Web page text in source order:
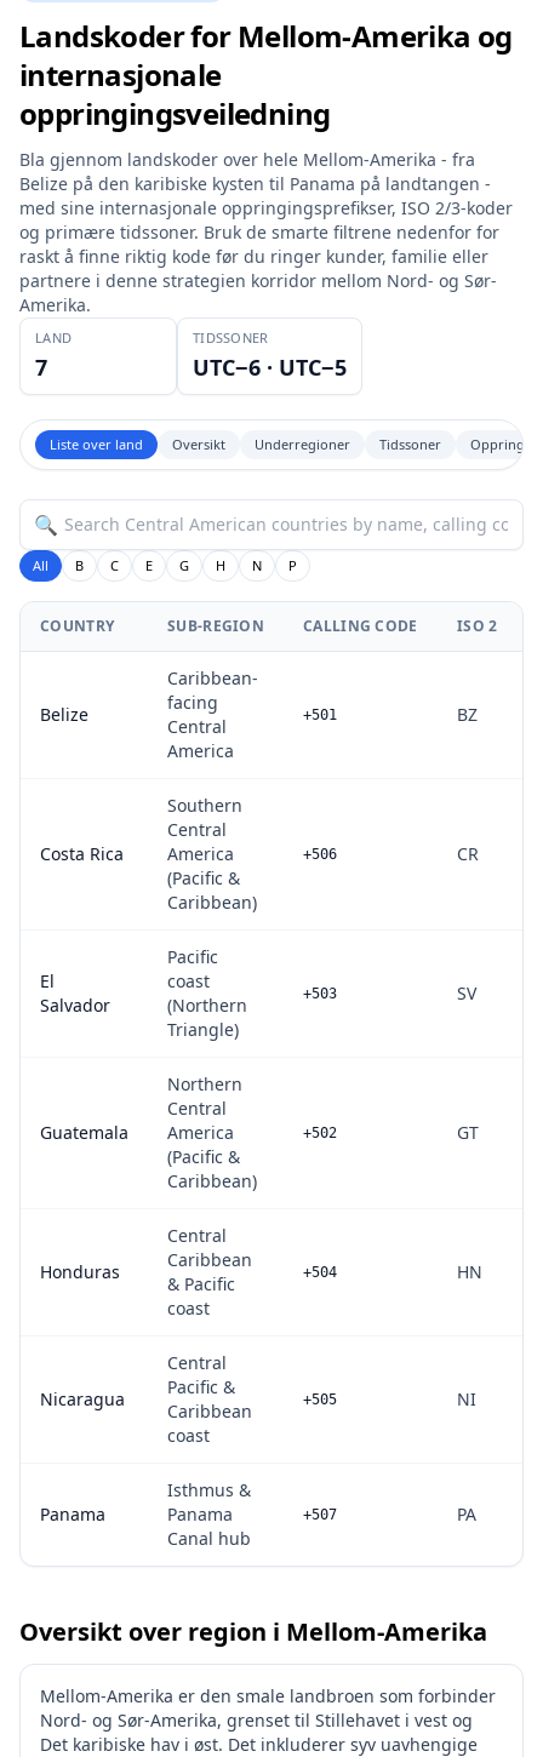
Landskoder for Mellom-Amerika og
internasjonale
oppringingsveiledning
Bla gjennom landskoder over hele Mellom-Amerika - fra
Belize på den karibiske kysten til Panama på landtangen -
med sine internasjonale oppringingsprefikser, ISO 2/3-koder
og primære tidssoner. Bruk de smarte filtrene nedenfor for
raskt å finne riktig kode før du ringer kunder, familie eller
partnere i denne strategien korridor mellom Nord- og Sør-
Amerika.
LAND
7
TIDSSONER
UTC−6 · UTC−5
Liste over land Oversikt Underregioner Tidssoner
🔍
All B C E G H N P
COUNTRY SUB-REGION CALLING CODE ISO 2
Belize
Caribbean-
facing
Central
America
+501 BZ
Costa Rica
Southern
Central
America
(Pacific &
Caribbean)
+506 CR
El
Salvador
Pacific
coast
(Northern
Triangle)
+503 SV
Guatemala
Northern
Central
America
(Pacific &
Caribbean)
+502 GT
Honduras
Central
Caribbean
& Pacific
coast
+504 HN
Nicaragua
Central
Pacific &
Caribbean
coast
+505 NI
Panama
Isthmus &
Panama
Canal hub
+507 PA
Oversikt over region i Mellom-Amerika
Mellom-Amerika er den smale landbroen som forbinder
Nord- og Sør-Amerika, grenset til Stillehavet i vest og
Det karibiske hav i øst. Det inkluderer syv uavhengige